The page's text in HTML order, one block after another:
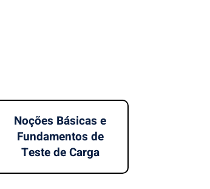
Noções Básicas e
Fundamentos de
Teste de Carga